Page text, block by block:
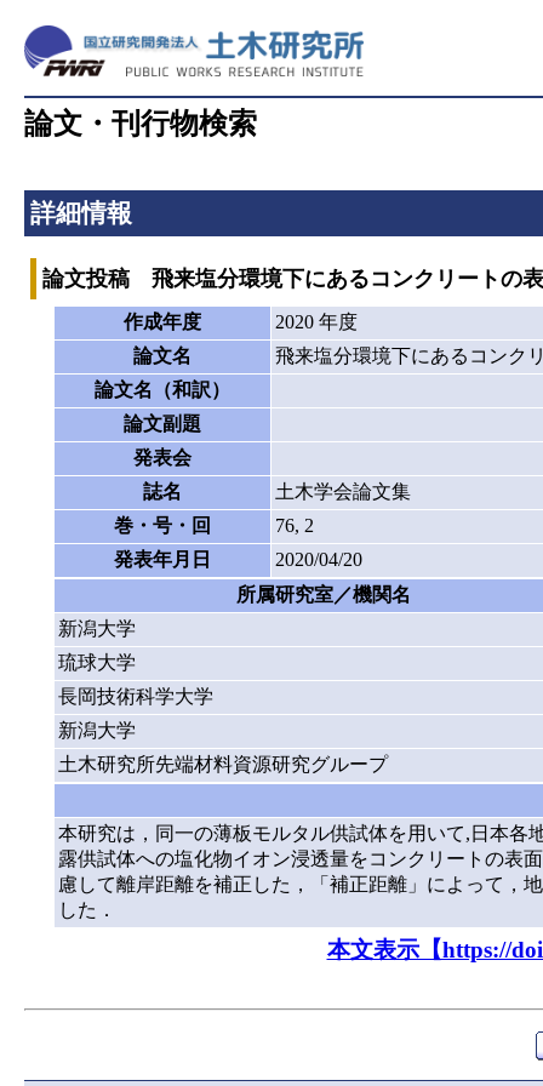
論文・刊行物検索
詳細情報
論文投稿 飛来塩分環境下にあるコンクリートの
作成年度
2020 年度
論文名
飛来塩分環境下にあるコンク
論文名（和訳）
論文副題
発表会
誌名
土木学会論文集
巻・号・回
76, 2
発表年月日
2020/04/20
所属研究室／機関名
新潟大学
琉球大学
長岡技術科学大学
新潟大学
土木研究所先端材料資源研究グループ
本研究は，同一の薄板モルタル供試体を用いて,日本各
露供試体への塩化物イオン浸透量をコンクリートの表
慮して離岸距離を補正した，「補正距離」によって，
した．
本文表示【https://